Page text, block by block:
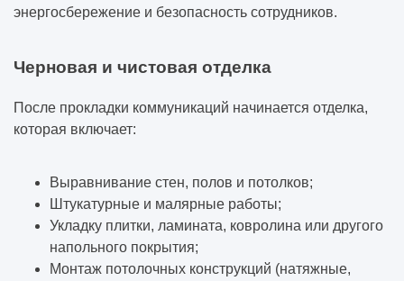
энергосбережение и безопасность сотрудников.
Черновая и чистовая отделка
После прокладки коммуникаций начинается отделка,
которая включает:
Выравнивание стен, полов и потолков;
Штукатурные и малярные работы;
Укладку плитки, ламината, ковролина или другого
напольного покрытия;
Монтаж потолочных конструкций (натяжные,